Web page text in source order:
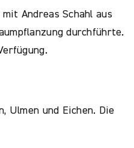
Andreas Schahl aus
durchführte.
Ulmen und Eichen. Die